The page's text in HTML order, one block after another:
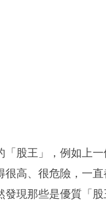
股王」，例如上
高、很危險，一
現那些是優質「